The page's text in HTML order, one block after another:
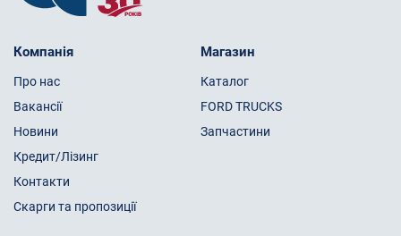
Компанія
Про нас
Вакансії
Новини
Кредит/Лізинг
Контакти
Скарги та пропозиції
Магазин
Каталог
FORD TRUCKS
Запчастини